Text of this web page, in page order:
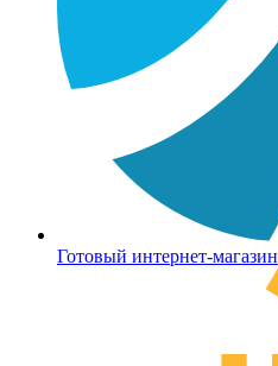
Готовый интернет-магазин